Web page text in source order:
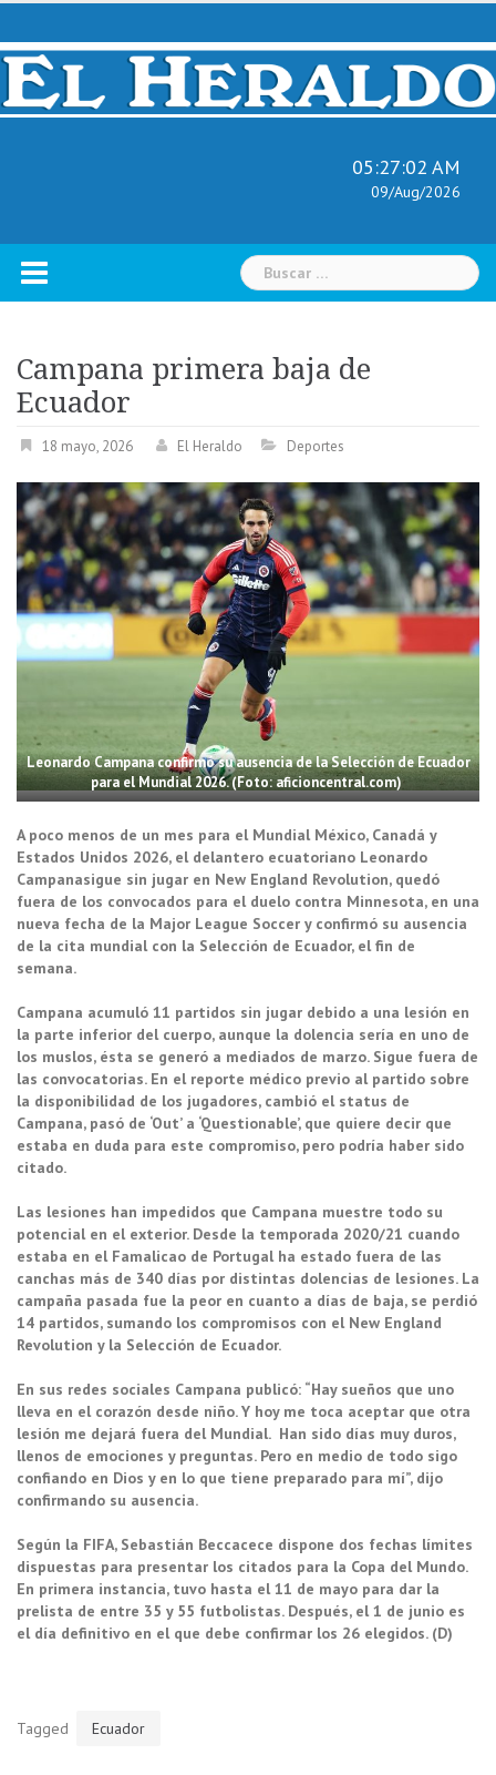
Skip
content
05:27:04 AM
09/Aug/2026
Buscar:
Campana primera baja de
Ecuador
18 mayo, 2026 El Heraldo Deportes
Leonardo Campana confirmó su ausencia de la Selección de Ecuador
para el Mundial 2026. (Foto: aficioncentral.com)
A poco menos de un mes para el Mundial México, Canadá y
Estados Unidos 2026, el delantero ecuatoriano Leonardo
Campanasigue sin jugar en New England Revolution, quedó
fuera de los convocados para el duelo contra Minnesota, en una
nueva fecha de la Major League Soccer y confirmó su ausencia
de la cita mundial con la Selección de Ecuador, el fin de
semana.
Campana acumuló 11 partidos sin jugar debido a una lesión en
la parte inferior del cuerpo, aunque la dolencia sería en uno de
los muslos, ésta se generó a mediados de marzo. Sigue fuera de
las convocatorias. En el reporte médico previo al partido sobre
la disponibilidad de los jugadores, cambió el status de
Campana, pasó de ‘Out’ a ‘Questionable’, que quiere decir que
estaba en duda para este compromiso, pero podría haber sido
citado.
Las lesiones han impedidos que Campana muestre todo su
potencial en el exterior. Desde la temporada 2020/21 cuando
estaba en el Famalicao de Portugal ha estado fuera de las
canchas más de 340 días por distintas dolencias de lesiones. La
campaña pasada fue la peor en cuanto a días de baja, se perdió
14 partidos, sumando los compromisos con el New England
Revolution y la Selección de Ecuador.
En sus redes sociales Campana publicó: “Hay sueños que uno
lleva en el corazón desde niño. Y hoy me toca aceptar que otra
lesión me dejará fuera del Mundial. Han sido días muy duros,
llenos de emociones y preguntas. Pero en medio de todo sigo
confiando en Dios y en lo que tiene preparado para mí”, dijo
confirmando su ausencia.
Según la FIFA, Sebastián Beccacece dispone dos fechas límites
dispuestas para presentar los citados para la Copa del Mundo.
En primera instancia, tuvo hasta el 11 de mayo para dar la
prelista de entre 35 y 55 futbolistas. Después, el 1 de junio es
el día definitivo en el que debe confirmar los 26 elegidos. (D)
Tagged Ecuador